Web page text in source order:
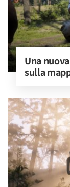
Una
sulla